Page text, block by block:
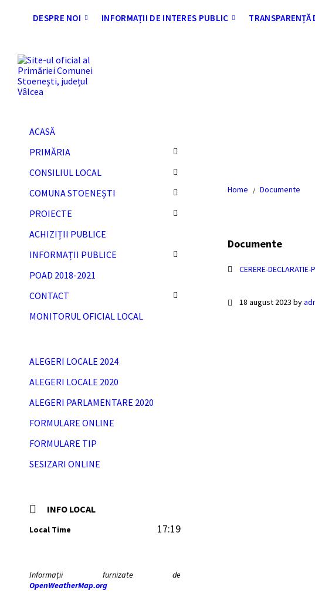
DESPRE NOI INFORMAȚII DE INTERES PUBLIC
Home / Documente
Documente
CERERE-
18 august 2023by
ACASĂ
PRIMĂRIA
CONSILIUL LOCAL
COMUNA STOENEȘTI
PROIECTE
ACHIZIȚII PUBLICE
INFORMAȚII PUBLICE
POAD 2018-2021
CONTACT
MONITORUL OFICIAL LOCAL
ALEGERI LOCALE 2024
ALEGERI LOCALE 2020
ALEGERI PARLAMENTARE 2020
FORMULARE ONLINE
FORMULARE TIP
SESIZARI ONLINE
INFO LOCAL
Local Time 17:19
Informații furnizate de
OpenWeatherMap.org